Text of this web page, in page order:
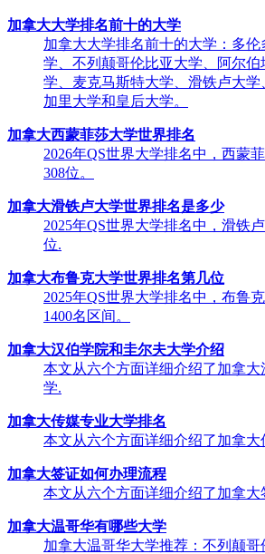
加拿大大学排名前十的大学
加拿大大学排名前十的大学：多
学、不列颠哥伦比亚大学、阿尔
学、麦克马斯特大学、滑铁卢大
加里大学和皇后大学。
加拿大西蒙菲莎大学世界排名
2026年QS世界大学排名中，西蒙
308位。
加拿大滑铁卢大学世界排名是多少
2025年QS世界大学排名中，滑铁
位.
加拿大布鲁克大学世界排名第几位
2025年QS世界大学排名中，布鲁
1400名区间。
加拿大汉伯学院和圭尔夫大学介绍
本文从六个方面详细介绍了加拿
学.
加拿大传媒专业大学排名
本文从六个方面详细介绍了加拿大
加拿大签证如何办理流程
本文从六个方面详细介绍了加拿大
加拿大温哥华有哪些大学
加拿大温哥华大学推荐：不列颠哥